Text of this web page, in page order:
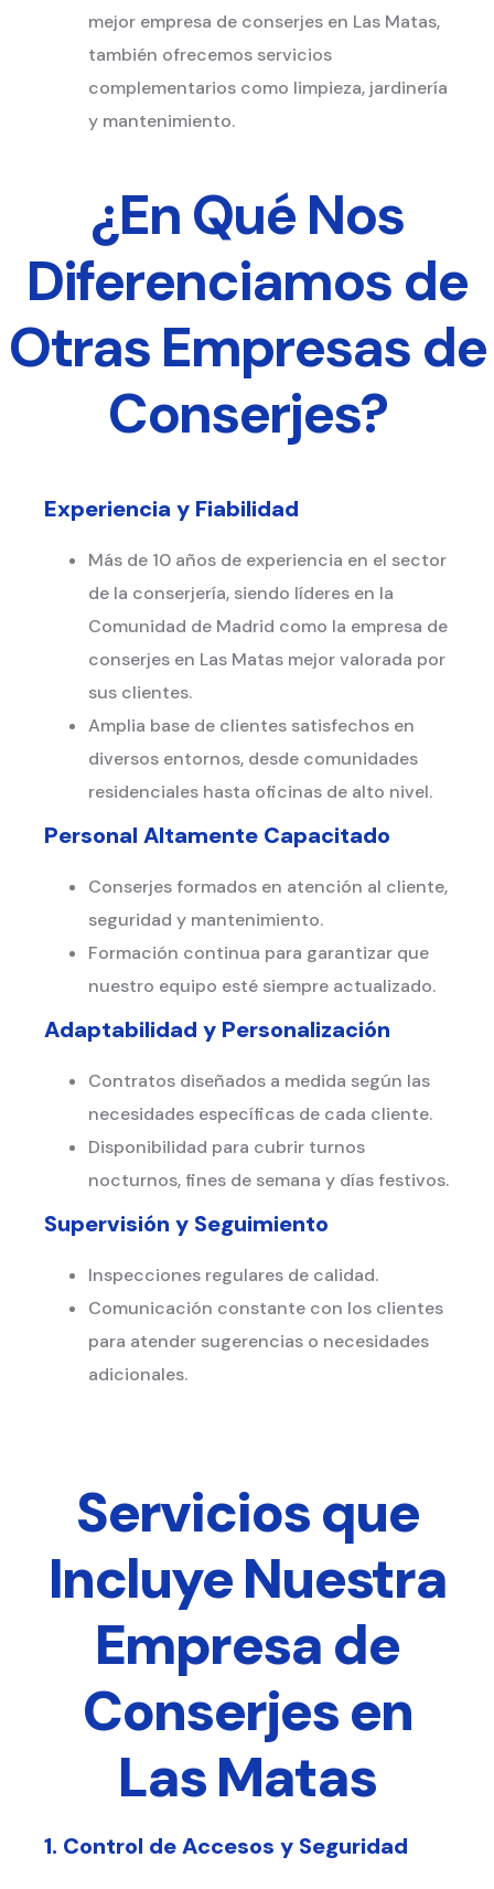
mejor empresa de conserjes en Las Matas,
también ofrecemos servicios
complementarios como limpieza, jardinería
y mantenimiento.
¿En Qué Nos
Diferenciamos de
Otras Empresas de
Conserjes?
Experiencia y Fiabilidad
Más de 10 años de experiencia en el sector
de la conserjería, siendo líderes en la
Comunidad de Madrid como la empresa de
conserjes en Las Matas mejor valorada por
sus clientes.
Amplia base de clientes satisfechos en
diversos entornos, desde comunidades
residenciales hasta oficinas de alto nivel.
Personal Altamente Capacitado
Conserjes formados en atención al cliente,
seguridad y mantenimiento.
Formación continua para garantizar que
nuestro equipo esté siempre actualizado.
Adaptabilidad y Personalización
Contratos diseñados a medida según las
necesidades específicas de cada cliente.
Disponibilidad para cubrir turnos
nocturnos, fines de semana y días festivos.
Supervisión y Seguimiento
Inspecciones regulares de calidad.
Comunicación constante con los clientes
para atender sugerencias o necesidades
adicionales.
Servicios que
Incluye Nuestra
Empresa de
Conserjes en
Las Matas
1. Control de Accesos y Seguridad